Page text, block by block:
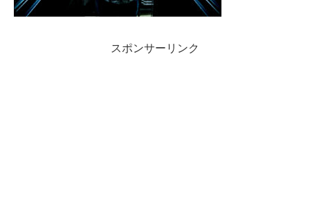
スポンサーリンク